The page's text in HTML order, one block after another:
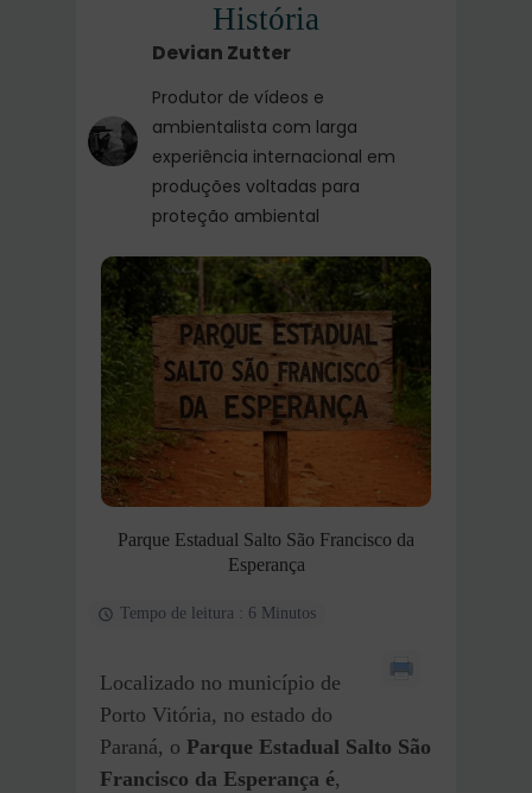
História
Devian Zutter
Produtor de vídeos e
ambientalista com larga
experiência internacional em
produções voltadas para
proteção ambiental
Parque Estadual Salto São Francisco da
Esperança
Tempo de leitura : 6 Minutos
Localizado no município de
Porto Vitória, no estado do
Paraná, o Parque Estadual Salto São
Francisco da Esperança é,